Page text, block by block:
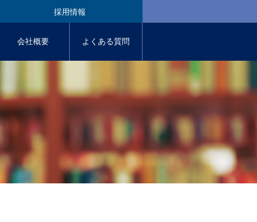
採用情報
会社概要 よくある質問